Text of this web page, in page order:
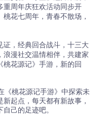
重周年庆狂欢活动同步开
花七周年，青春不散场，
，经典回合战斗，十三大
漫社交温情相伴，共建家
桃花源记》手游，新的回
桃花源记手游》中探索未
起点，每天都有新故事，
己的足迹吧。